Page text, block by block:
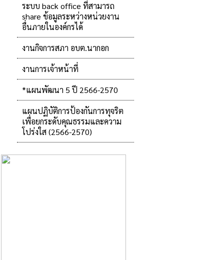
ระบบ back office ที่สามารถ
share ข้อมูลระหว่างหน่วยงาน
อื่นภายในองค์กรได้
งานกิจการสภา อบต.นากอก
งานการเจ้าหน้าที่
*แผนพัฒนา 5 ปี 2566-2570
แผนปฏิบัติการป้องกันการทุจริต
เพื่อยกระดับคุณธรรมและความ
โปร่งใส (2566-2570)